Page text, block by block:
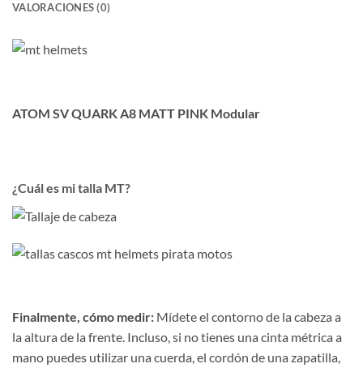
VALORACIONES (0)
ATOM SV QUARK A8 MATT PINK Modular
¿Cuál es mi talla MT?
Finalmente, cómo medir: Mídete el contorno de la cabeza a
la altura de la frente. Incluso, si no tienes una cinta métrica a
mano puedes utilizar una cuerda, el cordón de una zapatilla,